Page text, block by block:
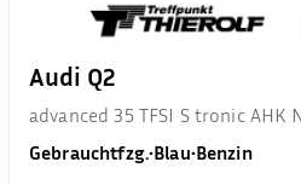
Audi Q2
advanced 35 TFSI S tronic AHK
Gebrauchtfzg.•Blau•Benzin